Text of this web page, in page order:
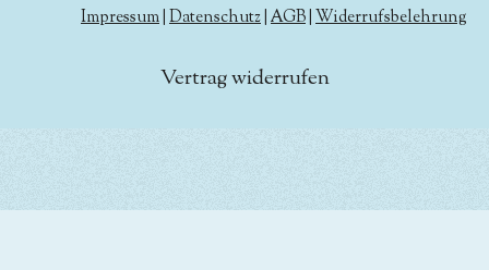
Impressum Datenschutz AGB Widerrufsbelehrung
Vertrag widerrufen